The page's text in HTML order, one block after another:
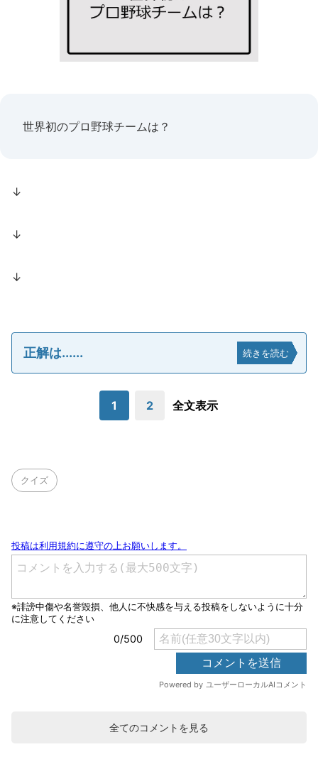
世界初のプロ野球チームは？
↓
↓
↓
正解は...... 続きを読む
1 2 全文表示
クイズ
全てのコメントを見る